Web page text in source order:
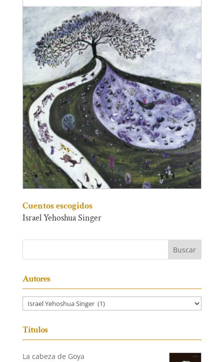
Cuentos escogidos
Israel Yehoshua Singer
Autores
Títulos
La cabeza de Goya